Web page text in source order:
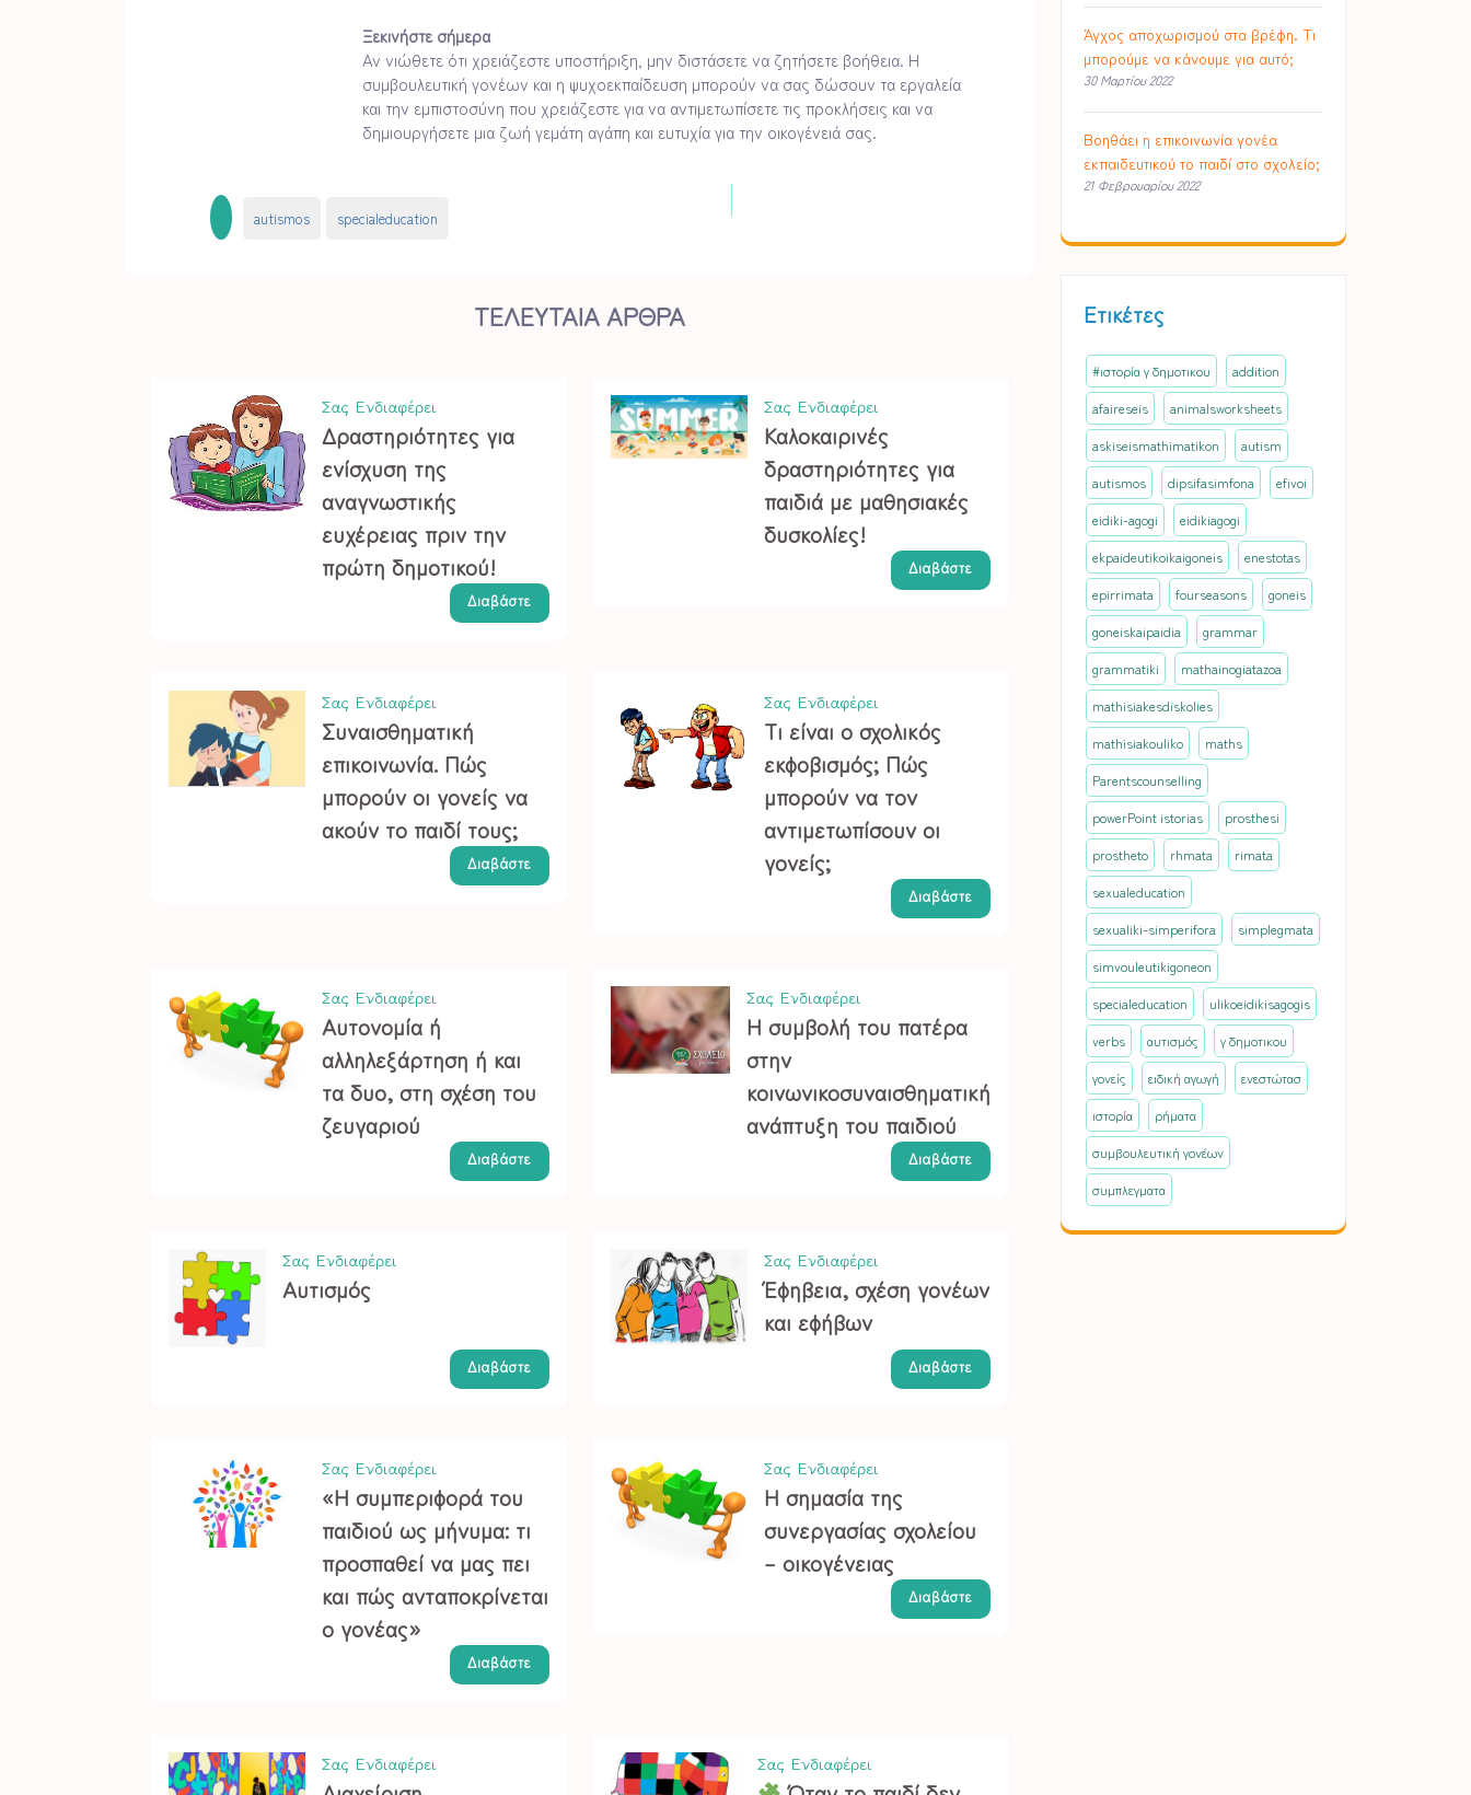
Ξεκινήστε σήμερα
Αν νιώθετε ότι χρειάζεστε υποστήριξη, μην διστάσετε να ζητήσετε βοήθεια. Η
συμβουλευτική γονέων και η ψυχοεκπαίδευση μπορούν να σας δώσουν τα εργαλεία
και την εμπιστοσύνη που χρειάζεστε για να αντιμετωπίσετε τις προκλήσεις και να
δημιουργήσετε μια ζωή γεμάτη αγάπη και ευτυχία για την οικογένειά σας.
autismos specialeducation
ΤΕΛΕΥΤΑΙΑ ΑΡΘΡΑ
Σας Ενδιαφέρει
Δραστηριότητες για
ενίσχυση της
αναγνωστικής
ευχέρειας πριν την
πρώτη δημοτικού!
Διαβάστε
Σας Ενδιαφέρει
Καλοκαιρινές
δραστηριότητες για
παιδιά με μαθησιακές
δυσκολίες!
Διαβάστε
Σας Ενδιαφέρει
Συναισθηματική
επικοινωνία. Πώς
μπορούν οι γονείς να
ακούν το παιδί τους;
Διαβάστε
Σας Ενδιαφέρει
Τι είναι ο σχολικός
εκφοβισμός; Πώς
μπορούν να τον
αντιμετωπίσουν οι
γονείς;
Διαβάστε
Σας Ενδιαφέρει
Αυτονομία ή
αλληλεξάρτηση ή και
τα δυο, στη σχέση του
ζευγαριού
Διαβάστε
Σας Ενδιαφέρει
Η συμβολή του πατέρα
στην
κοινωνικοσυναισθηματική
ανάπτυξη του παιδιού
Διαβάστε
Σας Ενδιαφέρει
Αυτισμός
Διαβάστε
Σας Ενδιαφέρει
Έφηβεια, σχέση γονέων
και εφήβων
Διαβάστε
Σας Ενδιαφέρει
«Η συμπεριφορά του
παιδιού ως μήνυμα: τι
προσπαθεί να μας πει
και πώς ανταποκρίνεται
ο γονέας»
Διαβάστε
Σας Ενδιαφέρει
Η σημασία της
συνεργασίας σχολείου
– οικογένειας
Διαβάστε
Σας Ενδιαφέρει Σας Ενδιαφέρει
Άγχος αποχωρισμού στα βρέφη. Τι
μπορούμε να κάνουμε για αυτό;
30 Μαρτίου 2022
Βοηθάει η επικοινωνία γονέα
εκπαιδευτικού το παιδί στο σχολείο;
21 Φεβρουαρίου 2022
Ετικέτες
#ιστορία γ δημοτικου
addition
afaireseis
animalsworksheets
askiseismathimatikon
autism
autismos
dipsifasimfona
efivoi
eidiki-agogi
eidikiagogi
ekpaideutikoikaigoneis
enestotas
epirrimata
fourseasons
goneis
goneiskaipaidia
grammar
grammatiki
mathainogiatazoa
mathisiakesdiskolies
mathisiakouliko
maths
Parentscounselling
powerPoint istorias
prosthesi
prostheto
rhmata
rimata
sexualeducation
sexualiki-simperifora
simplegmata
simvouleutikigoneon
specialeducation
ulikoeidikisagogis
verbs
αυτισμός
γ δημοτικου
γονείς
ειδική αγωγή
ενεστώτασ
ιστορία
ρήματα
συμβουλευτική γονέων
συμπλεγματα